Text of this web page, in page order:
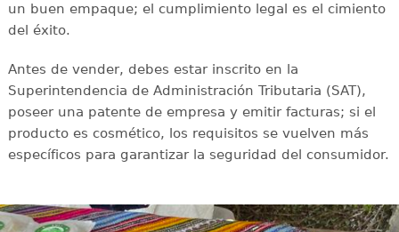
un buen empaque; el cumplimiento legal es el cimiento
del éxito.
Antes de vender, debes estar inscrito en la
Superintendencia de Administración Tributaria (SAT),
poseer una patente de empresa y emitir facturas; si el
producto es cosmético, los requisitos se vuelven más
específicos para garantizar la seguridad del consumidor.